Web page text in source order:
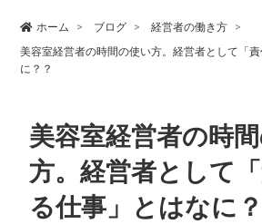
ホーム ブログ
経営者の働き方
美容室経営者の時間の使い方。経営者として「
に？？
美容室経営者の時
方。経営者として
る仕事」とはなに